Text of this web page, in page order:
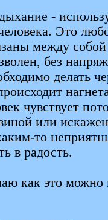
-
Это
между
без
делать
чувствует
или
то
в радость.
как это можно